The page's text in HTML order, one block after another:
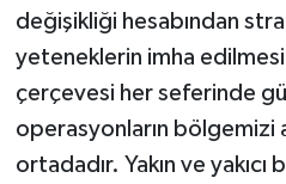
değişikliği hesabından
yeteneklerin imha
çerçevesi her seferinde
operasyonların bölgemizi
ortadadır. Yakın ve